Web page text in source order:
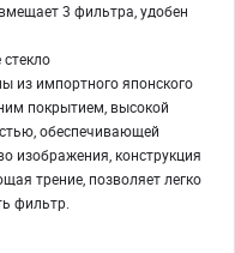
3 фильтра, удобен
из импортного японского
покрытием, высокой
обеспечивающей
изображения, конструкция
трение, позволяет легко
фильтр.